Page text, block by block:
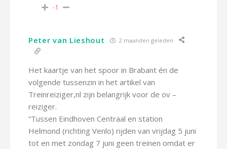
-1
Peter van Lieshout 2 maanden geleden
Het kaartje van het spoor in Brabant én de
volgende tussenzin in het artikel van
Treinreiziger,nl zijn belangrijk voor de ov –
reiziger.
“Tussen Eindhoven Centraal en station
Helmond (richting Venlo) rijden van vrijdag 5 juni
tot en met zondag 7 juni geen treinen omdat er